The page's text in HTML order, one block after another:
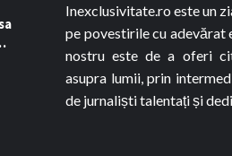
Inexclusivitate.ro este un
pe povestirile cu adevărat
nostru este de a oferi
asupra lumii, prin
de jurnaliști talentați și